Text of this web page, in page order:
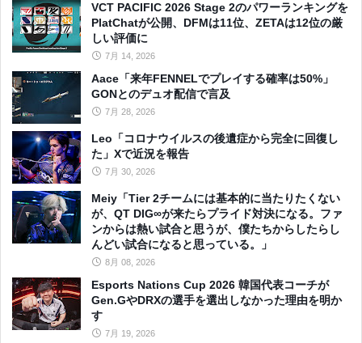
VCT PACIFIC 2026 Stage 2のパワーランキングを
PlatChatが公開、DFMは11位、ZETAは12位の厳
しい評価に
7月 14, 2026
Aace「来年FENNELでプレイする確率は50%」
GONとのデュオ配信で言及
7月 28, 2026
Leo「コロナウイルスの後遺症から完全に回復し
た」Xで近況を報告
7月 30, 2026
Meiy「Tier 2チームには基本的に当たりたくない
が、QT DIG∞が来たらプライド対決になる。ファ
ンからは熱い試合と思うが、僕たちからしたらし
んどい試合になると思っている。」
8月 08, 2026
Esports Nations Cup 2026 韓国代表コーチが
Gen.GやDRXの選手を選出しなかった理由を明か
す
7月 19, 2026